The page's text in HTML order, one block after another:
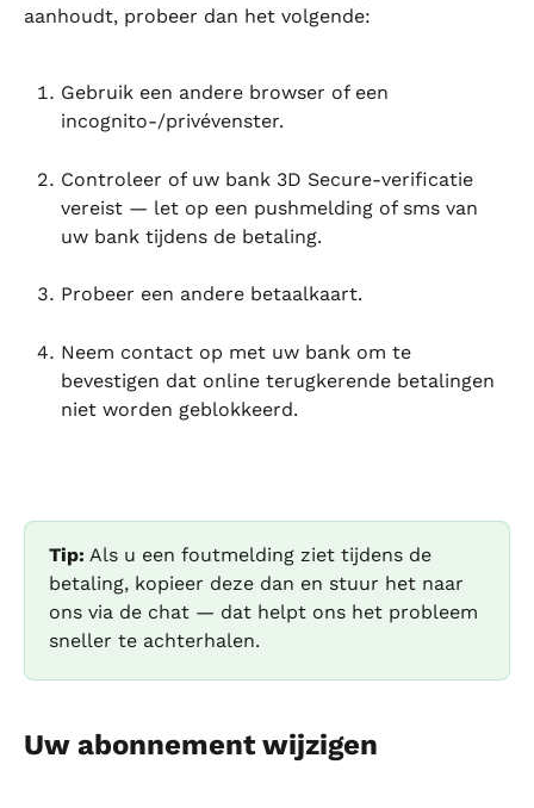
aanhoudt, probeer dan het volgende:
Gebruik een andere browser of een
incognito-/privévenster.
Controleer of uw bank 3D Secure-verificatie
vereist — let op een pushmelding of sms van
uw bank tijdens de betaling.
Probeer een andere betaalkaart.
Neem contact op met uw bank om te
bevestigen dat online terugkerende betalingen
niet worden geblokkeerd.
Tip: Als u een foutmelding ziet tijdens de
betaling, kopieer deze dan en stuur het naar
ons via de chat — dat helpt ons het probleem
sneller te achterhalen.
Uw abonnement wijzigen